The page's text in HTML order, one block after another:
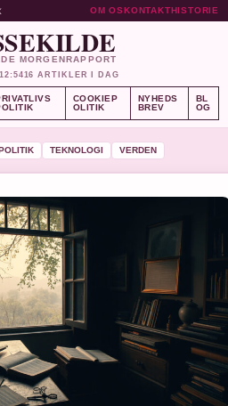
OM OSKONTAKTHISTORIE
MORGENRAPPORT
16 ARTIKLER I DAG
COOKIEP
OLITIK
NYHEDS
BREV
BL
OG
TEKNOLOGI VERDEN